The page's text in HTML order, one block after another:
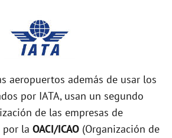
aeropuertos además de usar los
por IATA, usan un segundo
de las empresas de
la OACI/ICAO (Organización de